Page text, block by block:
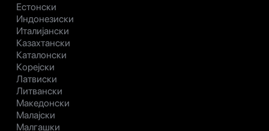
Естонски
Индонезиски
Италијански
Казахтански
Каталонски
Корејски
Латвиски
Литвански
Македонски
Малајски
Малгашки